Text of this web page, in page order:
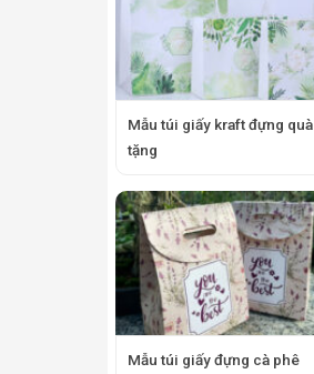
Mẫu túi giấy kraft đựng quà
tặng
Mẫu túi giấy đựng cà phê